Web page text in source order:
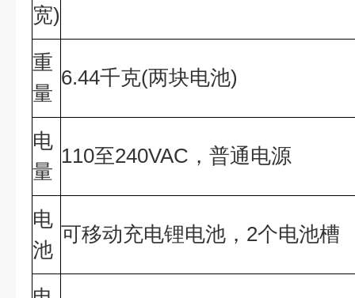
宽)
重
量
6.44千克(两块电池)
电
量
110至240VAC，普通电源
电
池
可移动充电锂电池，2个电池槽